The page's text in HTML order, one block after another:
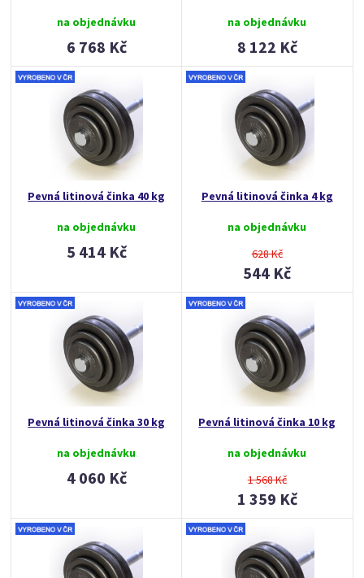
na objednávku
6 768 Kč
na objednávku
8 122 Kč
Pevná litinová činka 40 kg
na objednávku
5 414 Kč
Pevná litinová činka 4 kg
na objednávku
628 Kč
544 Kč
Pevná litinová činka 30 kg
na objednávku
4 060 Kč
Pevná litinová činka 10 kg
na objednávku
1 568 Kč
1 359 Kč